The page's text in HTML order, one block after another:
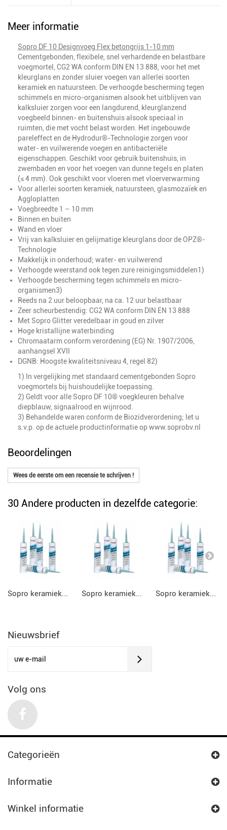
Meer informatie
Sopro DF 10 Designvoeg Flex betongrijs 1-10 mm
Cementgebonden, flexibele, snel verhardende en belastbare
voegmortel, CG2 WA conform DIN EN 13 888, voor het met
kleurglans en zonder sluier voegen van allerlei soorten
keramiek en natuursteen. De verhoogde bescherming tegen
schimmels en micro-organismen alsook het uitblijven van
kalksluier zorgen voor een langdurend, kleurglanzend
voegbeeld binnen- en buitenshuis alsook speciaal in
ruimten, die met vocht belast worden. Het ingebouwde
pareleffect en de Hydrodur®-Technologie zorgen voor
water- en vuilwerende voegen en antibacteriële
eigenschappen. Geschikt voor gebruik buitenshuis, in
zwembaden en voor het voegen van dunne tegels en platen
(≤ 4 mm). Ook geschikt voor vloeren met vloerverwarming
Voor allerlei soorten keramiek, natuursteen, glasmozaïek en
Aggloplatten
Voegbreedte 1 – 10 mm
Binnen en buiten
Wand en vloer
Vrij van kalksluier en gelijmatige kleurglans door de OPZ®-
Technologie
Makkelijk in onderhoud; water- en vuilwerend
Verhoogde weerstand ook tegen zure reinigingsmiddelen1)
Verhoogde bescherming tegen schimmels en micro-
organismen3)
Reeds na 2 uur beloopbaar, na ca. 12 uur belastbaar
Zeer scheurbestendig: CG2 WA conform DIN EN 13 888
Met Sopro Glitter veredelbaar in goud en zilver
Hoge kristallijne waterbinding
Chromaatarm conform verordening (EG) Nr. 1907/2006,
aanhangsel XVII
DGNB: Hoogste kwaliteitsniveau 4, regel 82)
1) In vergelijking met standaard cementgebonden Sopro
voegmortels bij huishoudelijke toepassing.
2) Geldt voor alle Sopro DF 10® voegkleuren behalve
diepblauw, signaalrood en wijnrood.
3) Behandelde waren conform de Biozidverordening; let u
s.v.p. op de actuele productinformatie op www.soprobv.nl
Beoordelingen
Wees de eerste om een recensie te schrijven !
30 Andere producten in dezelfde categorie:
Sopro keramiek... Sopro keramiek... Sopro keramiek...
Nieuwsbrief
Volg ons
Categorieën
Informatie
Winkel informatie